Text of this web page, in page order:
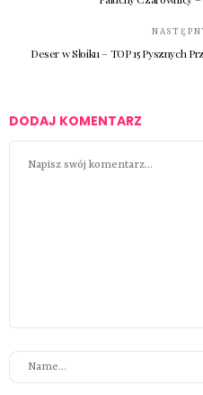
Deser w Słoiku – TOP 15 Pysznych
DODAJ KOMENTARZ